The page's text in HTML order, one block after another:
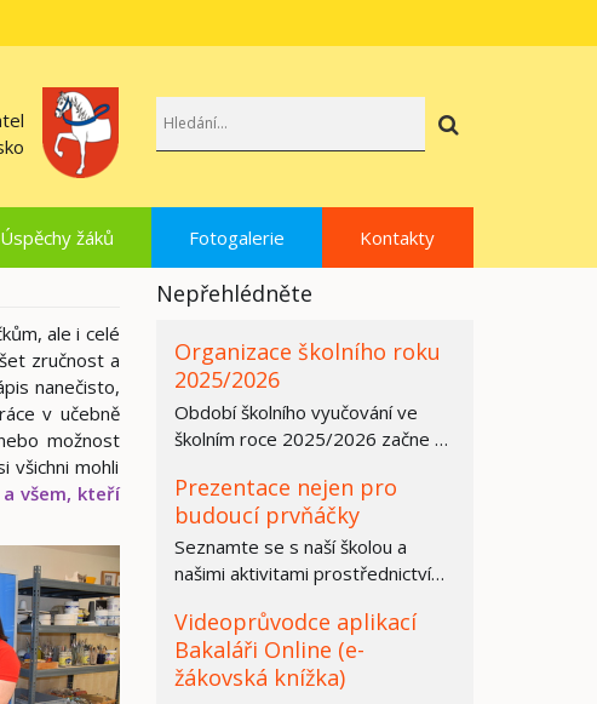
Úspěchy žáků Fotogalerie Kontakty
ale i celé
zručnost a
nanečisto,
v učebně
možnost
všichni mohli
všem, kteří
Nepřehlédněte
Organizace školního roku
2025/2026
Období školního vyučování ve
školním roce 2025/2026 začne ve
středních…
Prezentace nejen pro
budoucí prvňáčky
Seznamte se s naší školou a
našimi aktivitami prostřednictvím
Videoprůvodce aplikací
Bakaláři Online (e-
žákovská knížka)